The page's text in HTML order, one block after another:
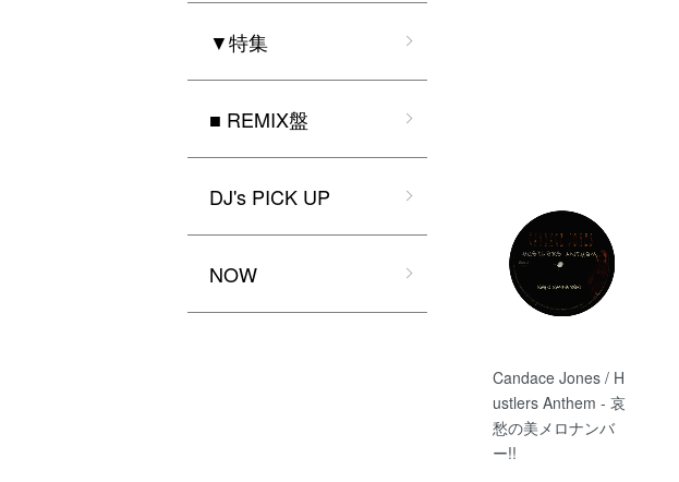
Candace Jones / H
ustlers Anthem - 哀
愁の美メロナンバ
ー!!
▼特集
■ REMIX盤
DJ's PICK UP
NOW